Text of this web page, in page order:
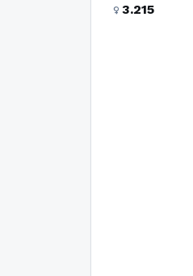
female 3.215